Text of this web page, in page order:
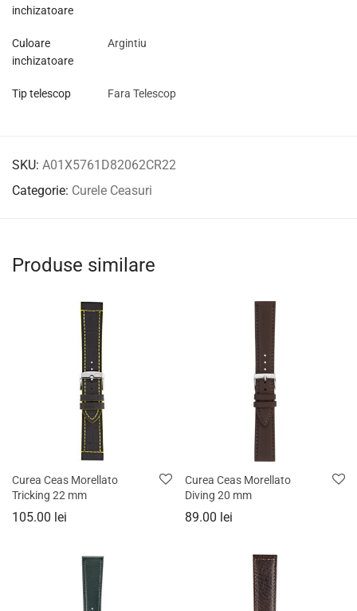
inchizatoare
Culoare
inchizatoare
Argintiu
Tip telescop Fara Telescop
SKU: A01X5761D82062CR22
Categorie: Curele Ceasuri
Produse similare
Curea Ceas Morellato
Tricking 22 mm
105.00 lei
Curea Ceas Morellato
Diving 20 mm
89.00 lei